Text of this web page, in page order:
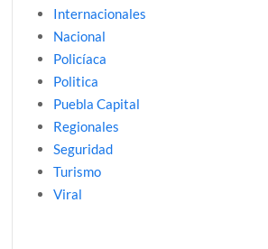
Internacionales
Nacional
Policíaca
Politica
Puebla Capital
Regionales
Seguridad
Turismo
Viral